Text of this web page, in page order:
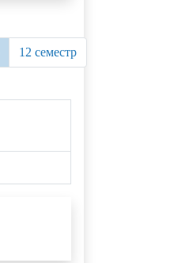
12 семестр